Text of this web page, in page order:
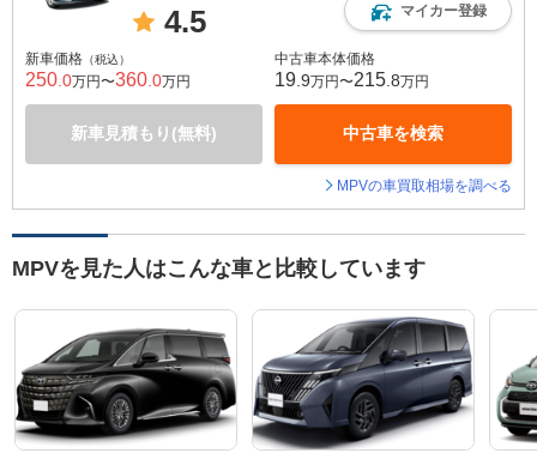
4.5 マイカー登録
新車価格 （税込）
250 .0万円〜360 .0万円
新車見積もり(無料)
中古車本体価格
19 .9万円〜215 .8万円
中古車を検索
MPVの車買取相場を調べる
MPVを見た人はこんな車と比較しています